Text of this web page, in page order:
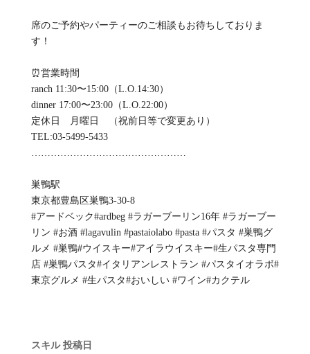
席のご予約やパーティーのご相談もお待ちしておりま
す！
⏰営業時間
ranch 11:30〜15:00（L.O.14:30）
dinner 17:00〜23:00（L.O.22:00）
定休日 月曜日 （祝前日等で変更あり）
TEL:03-5499-5433
巣鴨駅
東京都豊島区巣鴨3-30-8
#アードベック#ardbeg #ラガーブーリン16年 #ラガーブー
リン #お酒 #lagavulin #pastaiolabo #pasta #パスタ #巣鴨グ
ルメ #巣鴨#ウイスキー#アイラウイスキー#生パスタ専門
店 #巣鴨パスタ#イタリアンレストラン #パスタイオラボ#
東京グルメ #生パスタ#おいしい #ワイン#カクテル
スキル 投稿日